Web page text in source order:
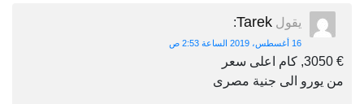
يقول Tarek
:
16 أغسطس، 2019 الساعة 2:53 ص
€ 3050, كام اعلى سعر
من يورو الى جنية مصرى